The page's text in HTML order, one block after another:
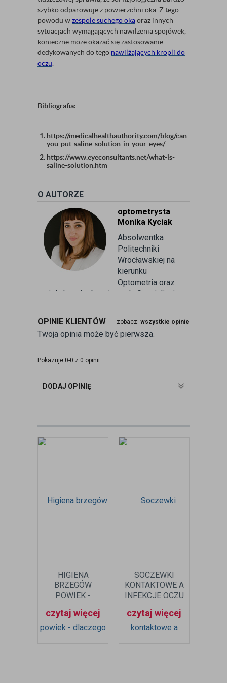
szybko odparowuje z powierzchni oka. Z tego
powodu wzespole suchego okaoraz innych
sytuacjach wymagających nawilżenia spojówek,
konieczne może okazać się zastosowanie
dedykowanych do tego nawilżających kropli do
oczu.
Bibliografia:
https://medicalhealthauthority.com/blog/can-
you-put-saline-solution-in-your-eyes/
https://www.eyeconsultants.net/what-is-
saline-solution.htm
O AUTORZE
optometrysta
Monika Kyciak
Absolwentka
Politechniki
Wrocławskiej na
kierunku
Optometria oraz
wielu kursów branżowych. Specjalizuje
kontaktologii, czyli dobieraniu
soczewek kontaktowych miękkich. Od
ponad 10 lat pracuje w branży
optometrysta pracujący w gabinecie.
badania wad refrakcji, dobierając
OPINIE KLIENTÓW zobacz: wszystkie opinie
Twoja opinia może być pierwsza.
Pokazuje 0-0 z 0 opinii
DODAJ OPINIĘ
HIGIENA
BRZEGÓW
POWIEK -
JEST WAŻNA?
czytaj więcej
SOCZEWKI
KONTAKTOWE A
INFEKCJE OCZU
UNIKNĄĆ?
czytaj więcej